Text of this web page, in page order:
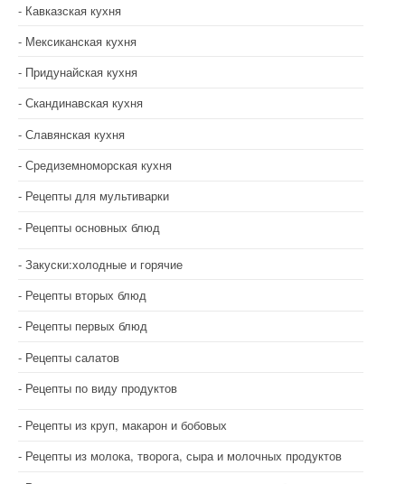
Кавказская кухня
Мексиканская кухня
Придунайская кухня
Скандинавская кухня
Славянская кухня
Средиземноморская кухня
Рецепты для мультиварки
Рецепты основных блюд
Закуски:холодные и горячие
Рецепты вторых блюд
Рецепты первых блюд
Рецепты салатов
Рецепты по виду продуктов
Рецепты из круп, макарон и бобовых
Рецепты из молока, творога, сыра и молочных продуктов